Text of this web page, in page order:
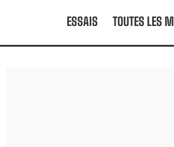
ESSAIS TOUTES LES